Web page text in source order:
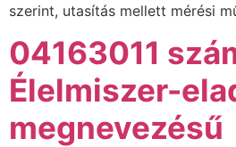
szerint, utasítás mellett mérési
04163011
Élelmiszer-
megnevezésű